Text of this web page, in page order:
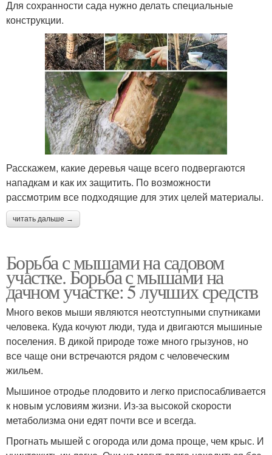
Для сохранности сада нужно делать специальные
конструкции.
Расскажем, какие деревья чаще всего подвергаются
нападкам и как их защитить. По возможности
рассмотрим все подходящие для этих целей материалы.
читать дальше →
Борьба с мышами на садовом
участке. Борьба с мышами на
дачном участке: 5 лучших средств
Много веков мыши являются неотступными спутниками
человека. Куда кочуют люди, туда и двигаются мышиные
поселения. В дикой природе тоже много грызунов, но
все чаще они встречаются рядом с человеческим
жильем.
Мышиное отродье плодовито и легко приспосабливается
к новым условиям жизни. Из-за высокой скорости
метаболизма они едят почти все и всегда.
Прогнать мышей с огорода или дома проще, чем крыс. И